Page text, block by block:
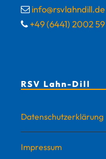
info@rsvlahndill.de
+49 (6441) 2002
RSV Lahn-Dill
Datenschutzerklärung
Impressum